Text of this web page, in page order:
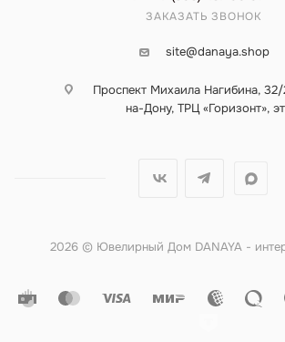
ЗАКАЗАТЬ ЗВОНОК
site@danaya.shop
Проспект Михаила Нагибина,
на-Дону, ТРЦ «Горизонт»,
2026 © Ювелирный Дом DANAYA -